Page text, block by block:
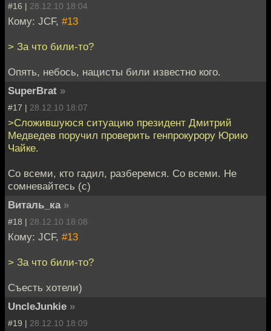
#16 | 28.12.10 18:04
Кому: JCF, #13
> За что били-то?
Опять, небось, нацисты били известно кого.
SuperBrat »
#17 | 28.12.10 18:07
>Сложившуюся ситуацию президент Дмитрий
Медведев поручил проверить генпрокурору Юрию
Чайке.
Со всеми, кто гадил, разберемся. Со всеми. Не
сомневайтесь (c)
Виталь_ка »
#18 | 28.12.10 18:08
Кому: JCF, #13
> За что били-то?
Съесть хотели)
UncleJunkie »
#19 | 28.12.10 18:09